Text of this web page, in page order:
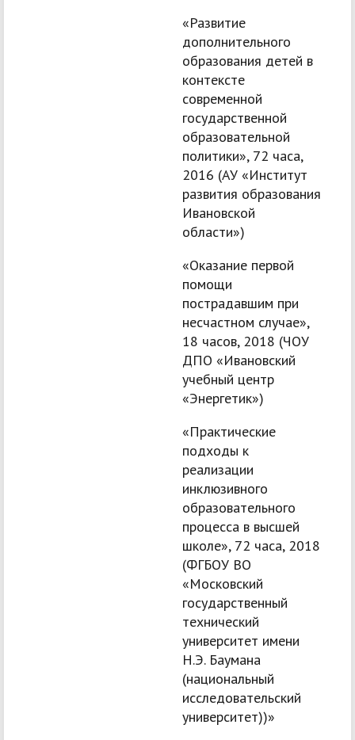
«Развитие
дополнительного
образования детей в
контексте
современной
государственной
образовательной
политики», 72 часа,
2016 (АУ «Институт
развития образования
Ивановской
области»)
«Оказание первой
помощи
пострадавшим при
несчастном случае»,
18 часов, 2018 (ЧОУ
ДПО «Ивановский
учебный центр
«Энергетик»)
«Практические
подходы к
реализации
инклюзивного
образовательного
процесса в высшей
школе», 72 часа, 2018
(ФГБОУ ВО
«Московский
государственный
технический
университет имени
Н.Э. Баумана
(национальный
исследовательский
университет))»